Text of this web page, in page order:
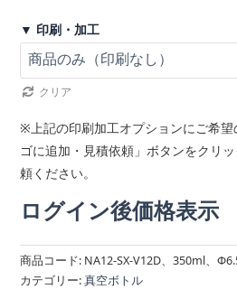
▼ 印刷・加工
クリア
※上記の印刷加工オプションにご希
ゴに追加・見積依頼」ボタンをクリ
頼ください。
ログイン後価格表示
商品コード: NA12-SX-V12D、350ml、
カテゴリー:真空ボトル